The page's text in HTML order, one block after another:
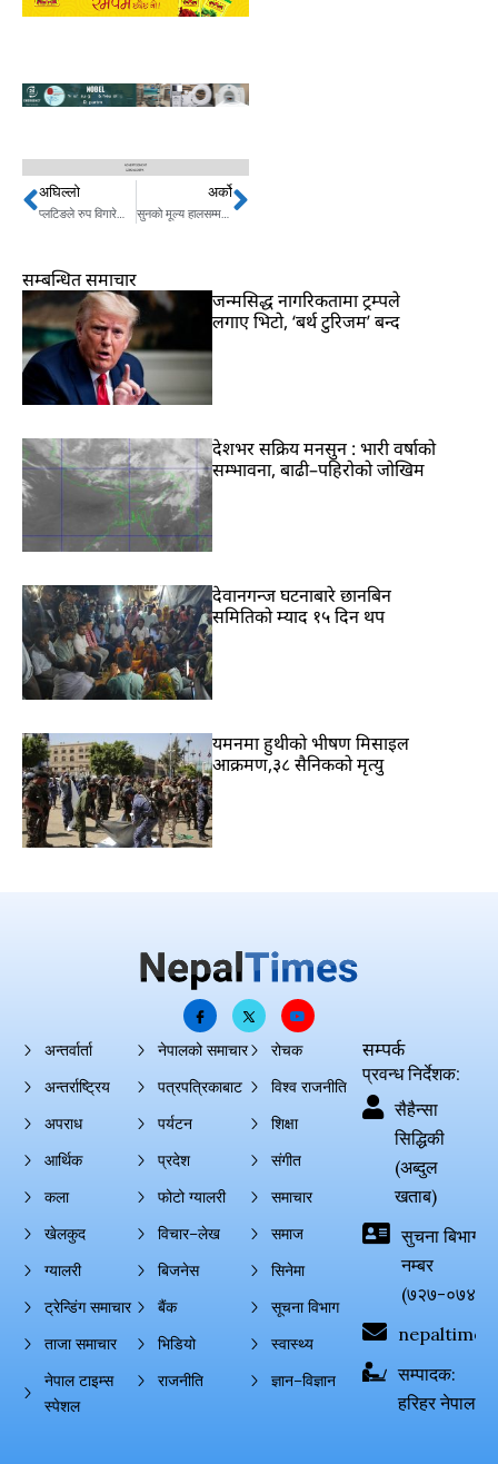
Prev
अघिल्लो अर्को
सुनको मूल्य हालसम्मकै उच्च, प्रतितोला एक लाख २० हजार ८ सय Next
सम्बन्धित समाचार
जन्मसिद्ध नागरिकतामा ट्रम्पले
लगाए भिटो, ‘बर्थ टुरिजम’ बन्द
देशभर सक्रिय मनसुन : भारी वर्षाको
सम्भावना, बाढी–पहिरोको जोखिम
देवानगन्ज घटनाबारे छानबिन
समितिको म्याद १५ दिन थप
यमनमा हुथीको भीषण मिसाइल
आक्रमण,३८ सैनिकको मृत्यु
अन्तर्वार्ता
अन्तर्राष्ट्रिय
अपराध
आर्थिक
कला
खेलकुद
ग्यालरी
ट्रेन्डिंग समाचार
ताजा समाचार
नेपाल टाइम्स
स्पेशल
नेपालको समाचार
पत्रपत्रिकाबाट
पर्यटन
प्रदेश
फोटो ग्यालरी
विचार–लेख
बिजनेस
बैंक
भिडियो
राजनीति
रोचक
विश्व राजनीति
शिक्षा
संगीत
समाचार
समाज
सिनेमा
सूचना विभाग
स्वास्थ्य
ज्ञान–विज्ञान
सम्पर्क
प्रवन्ध निर्देशक:
सैहैन्सा
सिद्धिकी
(अब्दुल
खताब)
सुचना बिभाग
नम्बर
(७२७-०७४-
सम्पादक:
हरिहर नेपाल